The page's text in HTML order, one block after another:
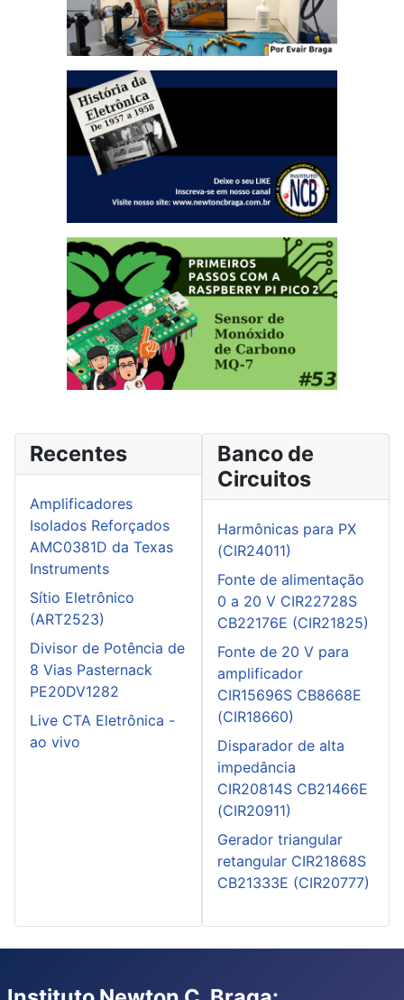
Recentes
Amplificadores
Isolados Reforçados
AMC0381D da Texas
Instruments
Sítio Eletrônico
(ART2523)
Divisor de Potência de
8 Vias Pasternack
PE20DV1282
Live CTA Eletrônica -
ao vivo
Banco de
Circuitos
Harmônicas para PX
(CIR24011)
Fonte de alimentação
0 a 20 V CIR22728S
CB22176E (CIR21825)
Fonte de 20 V para
amplificador
CIR15696S CB8668E
(CIR18660)
Disparador de alta
impedância
CIR20814S CB21466E
(CIR20911)
Gerador triangular
retangular CIR21868S
CB21333E (CIR20777)